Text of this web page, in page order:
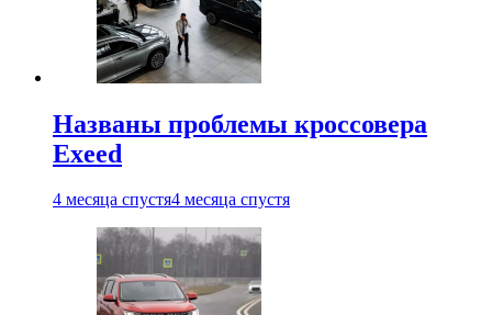
Названы проблемы кроссовера
Exeed
4 месяца спустя4 месяца спустя